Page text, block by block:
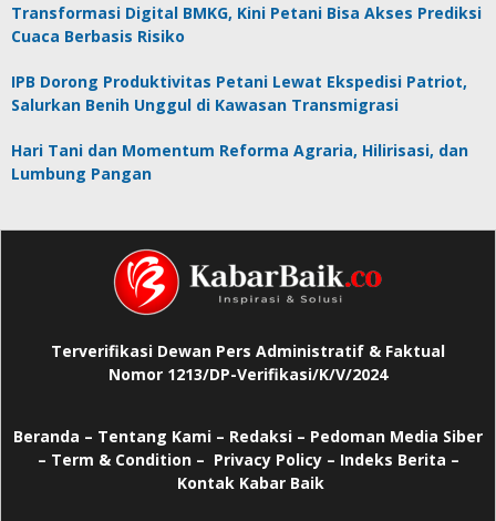
Transformasi Digital BMKG, Kini Petani Bisa Akses Prediksi
Cuaca Berbasis Risiko
IPB Dorong Produktivitas Petani Lewat Ekspedisi Patriot,
Salurkan Benih Unggul di Kawasan Transmigrasi
Hari Tani dan Momentum Reforma Agraria, Hilirisasi, dan
Lumbung Pangan
Terverifikasi Dewan Pers Administratif & Faktual
Nomor 1213/DP-Verifikasi/K/V/2024
Beranda – Tentang Kami – Redaksi – Pedoman Media Siber
– Term & Condition – Privacy Policy– Indeks Berita –
Kontak Kabar Baik